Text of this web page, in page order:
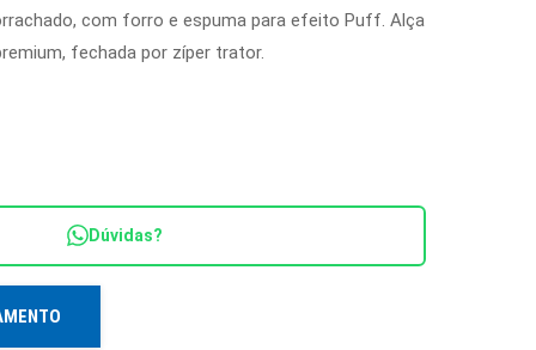
com forro e espuma para efeito Puff. Alça
fechada por zíper trator.
Dúvidas?